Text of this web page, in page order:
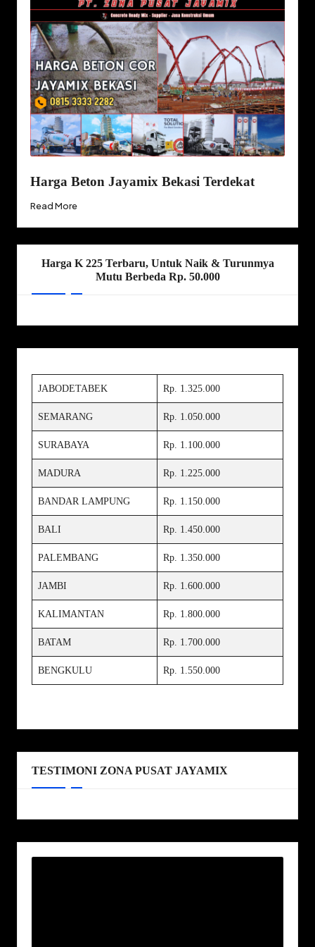
Harga Beton Jayamix Bekasi Terdekat
Read More
Harga K 225 Terbaru, Untuk Naik & Turunmya
Mutu Berbeda Rp. 50.000
JABODETABEK Rp. 1.325.000
SEMARANG Rp. 1.050.000
SURABAYA Rp. 1.100.000
MADURA Rp. 1.225.000
BANDAR LAMPUNG Rp. 1.150.000
BALI Rp. 1.450.000
PALEMBANG Rp. 1.350.000
JAMBI Rp. 1.600.000
KALIMANTAN Rp. 1.800.000
BATAM Rp. 1.700.000
BENGKULU Rp. 1.550.000
TESTIMONI ZONA PUSAT JAYAMIX